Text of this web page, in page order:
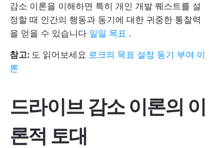
감소 이론을 이해하면 특히 개인 개발 퀘스트를 설
정할 때 인간의 행동과 동기에 대한 귀중한 통찰력
을 얻을 수 있습니다 일일 목표 .
참고: 도 읽어보세요 로크의 목표 설정 동기 부여 이
론
드라이브 감소 이론의 이
론적 토대